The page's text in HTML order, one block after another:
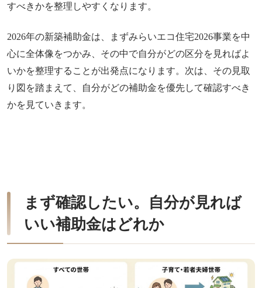
すべきかを整理しやすくなります。
2026年の新築補助金は、まずみらいエコ住宅2026事業を中
心に全体像をつかみ、その中で自分がどの区分を見ればよ
いかを整理することが出発点になります。次は、その見取
り図を踏まえて、自分がどの補助金を優先して確認すべき
かを見ていきます。
まず確認したい。自分が見れば
いい補助金はどれか